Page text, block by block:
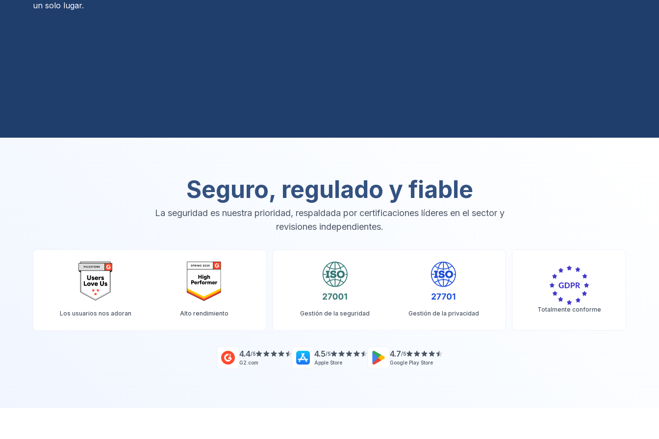
un solo lugar.
Seguro, regulado y fiable
La seguridad es nuestra prioridad, respaldada por certificaciones líderes en el sector y
revisiones independientes.
Los usuarios nos adoran Alto rendimiento Gestión de la seguridad Gestión de la privacidad
Totalmente conforme
4.4/5
G2.com
4.5/5
Apple Store
4.7/5
Google Play Store